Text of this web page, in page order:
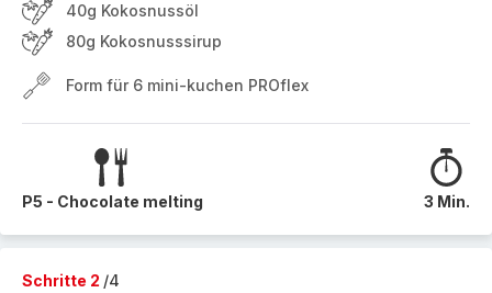
40g Kokosnussöl
80g Kokosnusssirup
Form für 6 mini-kuchen PROflex
P5 - Chocolate melting 3 Min.
Schritte 2 /4